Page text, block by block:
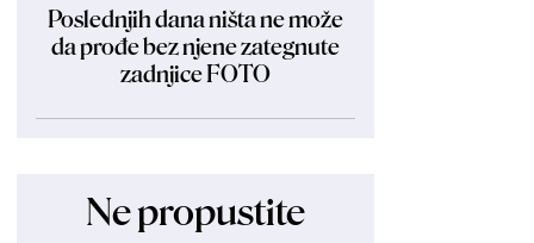
Poslednjih dana ništa ne može
da prođe bez njene zategnute
zadnjice FOTO
Ne propustite